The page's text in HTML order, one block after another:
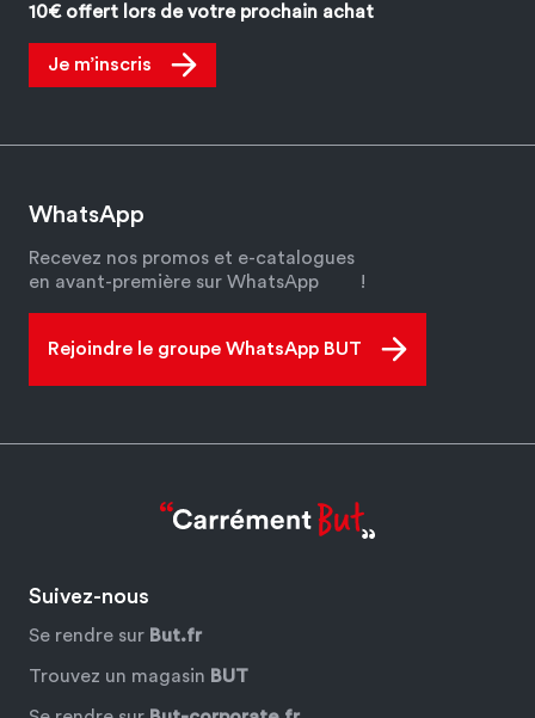
10€ offert lors de votre prochain achat
Je m’inscris
WhatsApp
Recevez nos promos et e-catalogues
en avant-première sur WhatsApp
!
Rejoindre le groupe WhatsApp BUT
Suivez-nous
Se rendre sur But.fr
Trouvez un magasin BUT